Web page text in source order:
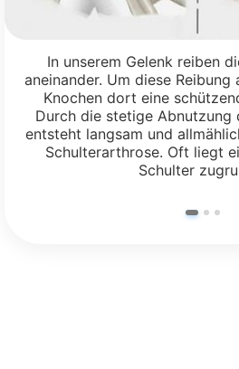
In unserem Gelenk reiben
aneinander. Um diese
Knochen dort eine
Durch die stetige Abnutzung
entsteht langsam und
Schulterarthrose. Oft liegt
Schulter